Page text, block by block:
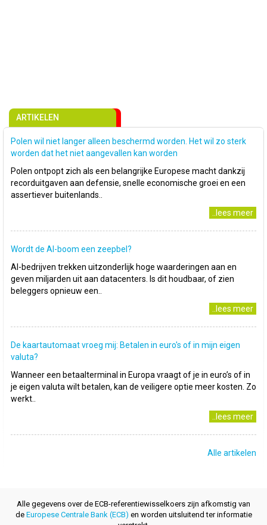
ARTIKELEN
Polen wil niet langer alleen beschermd worden. Het wil zo sterk
worden dat het niet aangevallen kan worden
Polen ontpopt zich als een belangrijke Europese macht dankzij
recorduitgaven aan defensie, snelle economische groei en een
assertiever buitenlands..
..lees meer
Wordt de AI-boom een zeepbel?
AI-bedrijven trekken uitzonderlijk hoge waarderingen aan en
geven miljarden uit aan datacenters. Is dit houdbaar, of zien
beleggers opnieuw een..
..lees meer
De kaartautomaat vroeg mij: Betalen in euro's of in mijn eigen
valuta?
Wanneer een betaalterminal in Europa vraagt of je in euro’s of in
je eigen valuta wilt betalen, kan de veiligere optie meer kosten. Zo
werkt..
..lees meer
Alle artikelen
Alle gegevens over de ECB-referentiewisselkoers zijn afkomstig van
de Europese Centrale Bank (ECB) en worden uitsluitend ter informatie